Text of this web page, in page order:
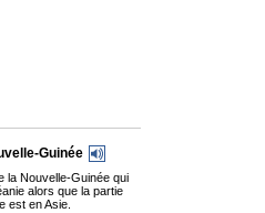
Guinée
la Nouvelle-Guinée qui
alors que la partie
est en Asie.